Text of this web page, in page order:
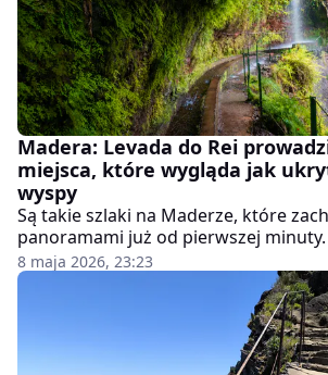
Madera: Levada do Rei
miejsca, które wygląda jak
wyspy
Są takie szlaki na Maderze, które
panoramami już od pierwszej minuty.
które budują klimat powoli. Levada do
właśnie do tej drugiej kategorii.
8 maja 2026, 23:23